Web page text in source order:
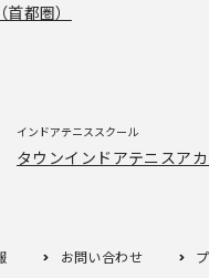
お問い合わせ
都圏）
インドアテニススクール
タウンインドアテニスア